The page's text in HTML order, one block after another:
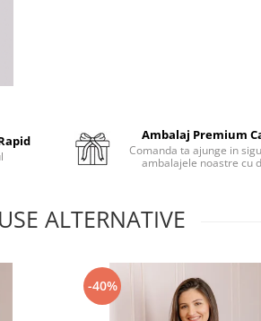
Ambalaj Premium
Comanda ta ajunge in
ambalajele noastre cu
ALTERNATIVE
-40%